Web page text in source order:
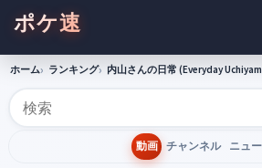
ポケ速
ホーム ランキング 内山さんの日常 (Everyday
動画 チャンネル ニュ